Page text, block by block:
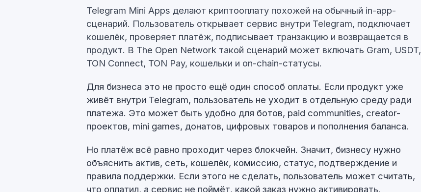
Telegram Mini Apps делают криптооплату похожей на обычный in-app-
сценарий. Пользователь открывает сервис внутри Telegram, подключает
кошелёк, проверяет платёж, подписывает транзакцию и возвращается в
продукт. В The Open Network такой сценарий может включать Gram, USDT,
TON Connect, TON Pay, кошельки и on-chain-статусы.
Для бизнеса это не просто ещё один способ оплаты. Если продукт уже
живёт внутри Telegram, пользователь не уходит в отдельную среду ради
платежа. Это может быть удобно для ботов, paid communities, creator-
проектов, mini games, донатов, цифровых товаров и пополнения баланса.
Но платёж всё равно проходит через блокчейн. Значит, бизнесу нужно
объяснить актив, сеть, кошелёк, комиссию, статус, подтверждение и
правила поддержки. Если этого не сделать, пользователь может считать,
что оплатил, а сервис не поймёт, какой заказ нужно активировать.